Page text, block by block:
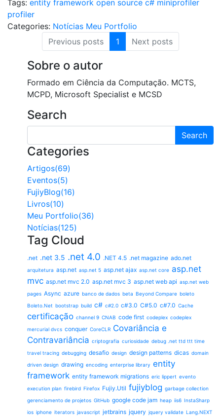
Tags: entity framework open source c# miniprofiler
profiler
Categories: Notícias Meu Portfolio
Previous posts
1 (current)
Next posts
Sobre o autor
Formado em Ciência da Computação. MCTS,
MCPD, Microsoft Specialist e MCSD
Search
Search
Categories
Artigos(69)
Eventos(5)
FujiyBlog(16)
Livros(10)
Meu Portfolio(36)
Notícias(125)
Tag Cloud
.net .net 3.5 .net 4.0 .NET 4.5 .net magazine ado.net
arquitetura asp.net asp.net 5 asp.net ajax asp.net core asp.net
mvc asp.net mvc 2.0 asp.net mvc 3 asp.net web api asp.net web
pages Async azure banco de dados beta Beyond Compare boleto
Boleto.Net bootstrap build c# c#2.0 c#3.0 C#5.0 c#7.0 Cache
certificação channel 9 CNAB code first codeplex codeplex
mercurial dvcs conquer CoreCLR Covariância e
Contravariância criptografia curiosidade debug .net ttd ttt time
travel tracing debugging desafio design design patterns dicas domain
driven design drawing encoding enterprise library entity
framework entity framework migrations eric lippert evento
execution plan firebird Firefox Fujiy.Util fujiyblog garbage collection
gerenciamento de projetos GitHub google code jam heap iis6 InstaSharp
ios iphone iterators javascript jetbrains jquery jquery validate Lang.NEXT